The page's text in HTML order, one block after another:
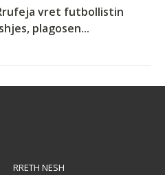
vret futbollistin
plagosen...
RRETH NESH